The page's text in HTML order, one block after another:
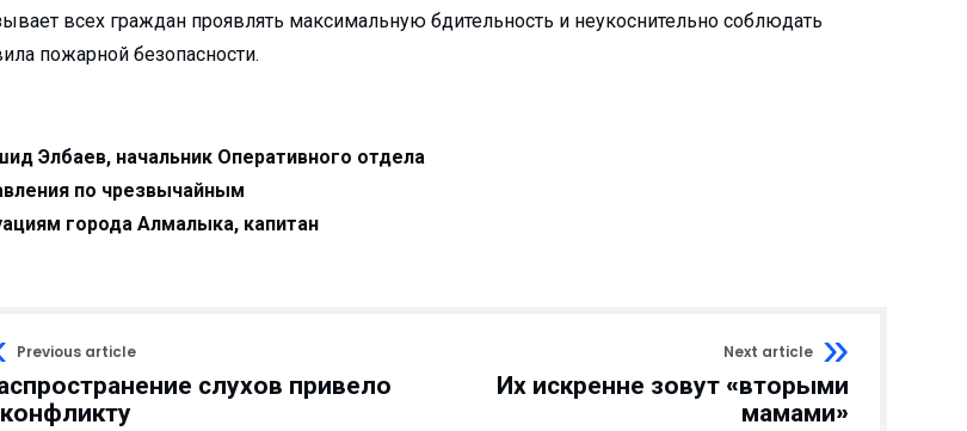
всех граждан проявлять максимальную бдительность и неукоснительно соблюдать
пожарной безопасности.
Элбаев, начальник Оперативного отдела
по чрезвычайным
города Алмалыка, капитан
Previous article
слухов привело
Next article
Их искренне зовут «вторыми
мамами»